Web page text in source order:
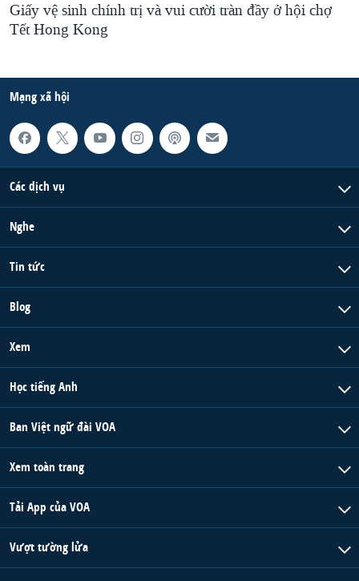
Giấy vệ sinh chính trị và vui cười tràn đầy ở hội chợ
Tết Hong Kong
Mạng xã hội
Các dịch vụ
Nghe
Tin tức
Blog
Xem
Học tiếng Anh
Ban Việt ngữ đài VOA
Xem toàn trang
Tải App của VOA
Vượt tường lửa